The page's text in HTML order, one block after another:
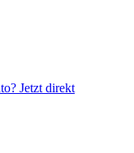
Jetzt direkt